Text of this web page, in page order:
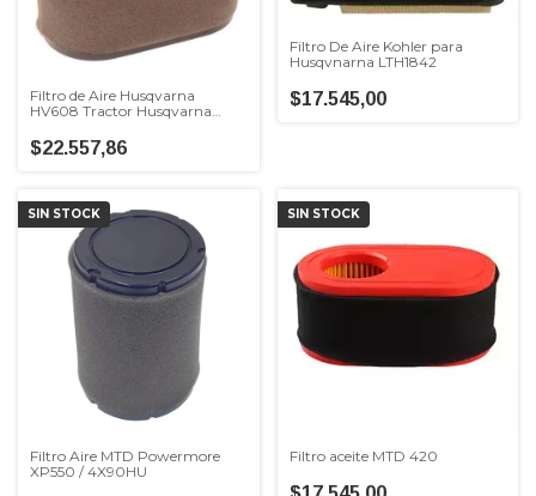
Filtro de Aire Husqvarna
HV608 Tractor Husqvarna
$22.557,86
Filtro De Aire Kohler para
Husqvnarna LTH1842
$17.545,00
SIN STOCK
Filtro Aire MTD Powermore
XP550 / 4X90HU
SIN STOCK
Filtro aceite MTD 420